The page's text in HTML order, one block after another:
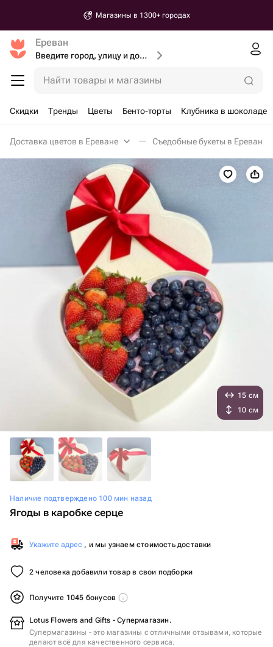
Магазины в 1300+ городах
Ереван
Введите город, улицу и дом доставки
Найти товары и магазины
Скидки Тренды Цветы Бенто-торты Клубника в шоколаде
Доставка цветов в Ереване Съедобные букеты в Ереване
Наличие подтверждено 100 мин назад
Ягоды в каробке серце
Укажите адрес , и мы узнаем стоимость доставки
2 человека добавили товар в свои подборки
Получите 1045 бонусов
Lotus Flowers and Gifts - Супермагазин.
Супермагазины - это магазины с отличными отзывами, которые
делают всё для качественного сервиса.
15 см
10 см